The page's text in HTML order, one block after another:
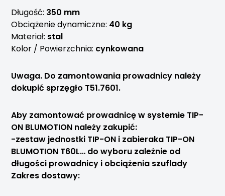
Długość: 350 mm
Obciążenie dynamiczne: 40 kg
Materiał: stal
Kolor / Powierzchnia: cynkowana
Uwaga. Do zamontowania prowadnicy należy
dokupić sprzęgło T51.7601.
Aby zamontować prowadnicę w systemie TIP-
ON BLUMOTION należy zakupić:
-zestaw jednostki TIP-ON i zabieraka TIP-ON
BLUMOTION T60L… do wyboru zależnie od
długości prowadnicy i obciążenia szuflady
Zakres dostawy: